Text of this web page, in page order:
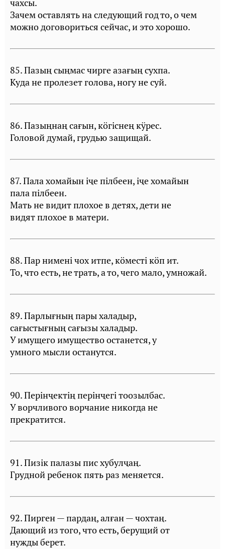
чахсы.
Зачем оставлять на следующий год то, о чем
можно договориться сейчас, и это хорошо.
85. Пазың сыңмас чирге азағың сухпа.
Куда не пролезет голова, ногу не суй.
86. Пазыңнаң сағын, кöгiснең кÿрес.
Головой думай, грудью защищай.
87. Пала хомайын iҷе пiлбеен, iҷе хомайын
пала пiлбеен.
Мать не видит плохое в детях, дети не
видят плохое в матери.
88. Пар нименi чох итпе, кöместi кöп ит.
То, что есть, не трать, а то, чего мало, умножай.
89. Парлығның пары халадыр,
сағыстығның сағызы халадыр.
У имущего имущество останется, у
умного мысли останутся.
90. Перiнҷектiң перiнҷегi тоозылбас.
У ворчливого ворчание никогда не
прекратится.
91. Пизiк палазы пис хубулҷаң.
Грудной ребенок пять раз меняется.
92. Пирген — пардаң, алған — чохтаң.
Дающий из того, что есть, берущий от
нужды берет.